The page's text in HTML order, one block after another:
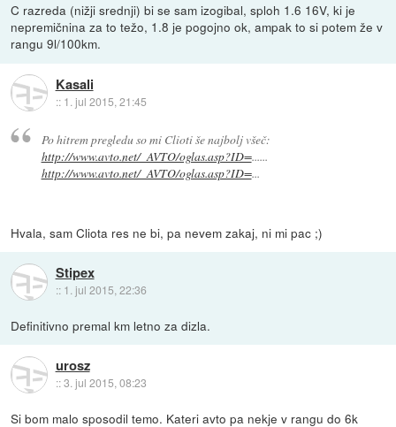
C razreda (nižji srednji) bi se sam izogibal, sploh 1.6 16V, ki je
nepremičnina za to težo, 1.8 je pogojno ok, ampak to si potem že v
rangu 9l/100km.
Kasali
:: 1. jul 2015, 21:45
Po hitrem pregledu so mi Clioti še najbolj všeč:
http://www.avto.net/_AVTO/oglas.asp?ID=......
http://www.avto.net/_AVTO/oglas.asp?ID=...
Hvala, sam Cliota res ne bi, pa nevem zakaj, ni mi pac ;)
Stipex
:: 1. jul 2015, 22:36
Definitivno premal km letno za dizla.
urosz
::3. jul 2015, 08:23
Si bom malo sposodil temo. Kateri avto pa nekje v rangu do 6k